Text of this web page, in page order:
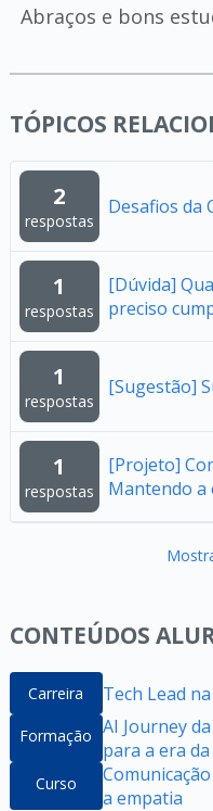
Abraços e bons
TÓPICOS
2
respostas
Desafios da
1
respostas
[Dúvida]
preciso
1
respostas
[Sugestão]
1
respostas
[Projeto]
Mantendo a
CONTEÚDOS
Carreira Tech Lead
Formação AI Journey
para a era da
Curso
a empatia